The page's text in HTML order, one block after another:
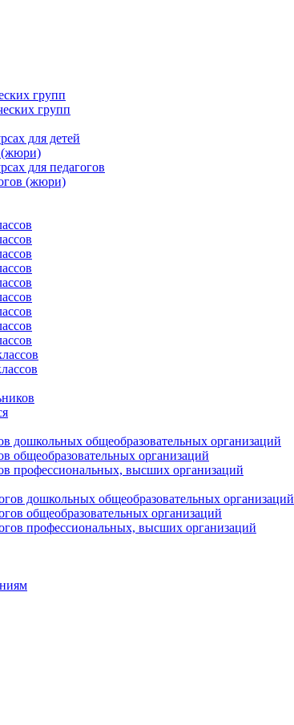
групп
групп
для детей
(жюри)
для педагогов
(жюри)
дошкольных общеобразовательных организаций
общеобразовательных организаций
профессиональных, высших организаций
дошкольных общеобразовательных организаций
общеобразовательных организаций
профессиональных, высших организаций